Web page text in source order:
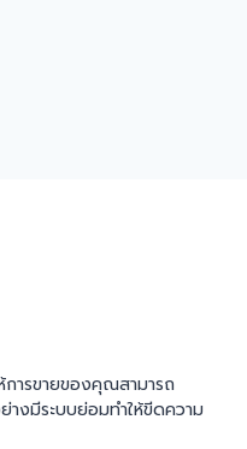
การขายของคุณสามารถ
างมีระบบย่อมทำให้ขีดความ